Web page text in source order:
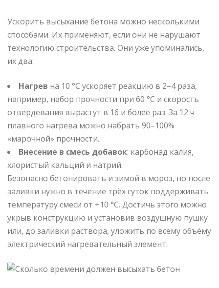
Ускорить высыхание бетона можно несколькими
способами. Их применяют, если они не нарушают
технологию строительства. Они уже упоминались,
их два:
Нагрев на 10 °C ускоряет реакцию в 2–4 раза,
например, набор прочности при 60 °C и скорость
отвердевания вырастут в 16 и более раз. За 12 ч
плавного нагрева можно набрать 90–100%
«марочной» прочности.
Внесение в смесь добавок: карбонад калия,
хлористый кальций и натрий.
Безопасно бетонировать и зимой в мороз, но после
заливки нужно в течение трёх суток поддерживать
температуру смеси от +10 °C. Достичь этого можно
укрыв конструкцию и установив воздушную пушку
или, до заливки раствора, уложить по всему объёму
электрический нагревательный элемент.